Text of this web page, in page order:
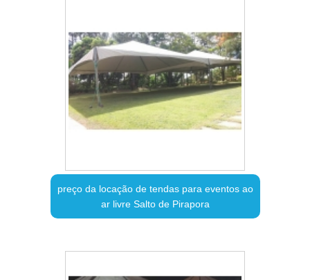
preço da locação de tendas para eventos ao
ar livre Salto de Pirapora